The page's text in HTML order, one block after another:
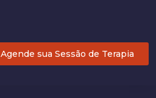
Agende sua Sessão de Terapia